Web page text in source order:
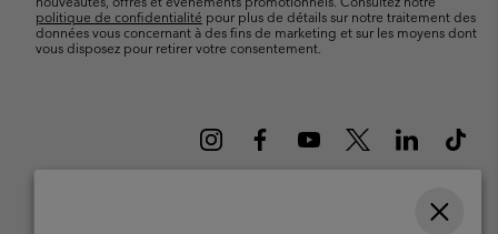
politique de confidentialité pour plus de détails sur notre traitement des
données vous concernant à des fins de marketing et sur les moyens dont
vous disposez pour retirer votre consentement.